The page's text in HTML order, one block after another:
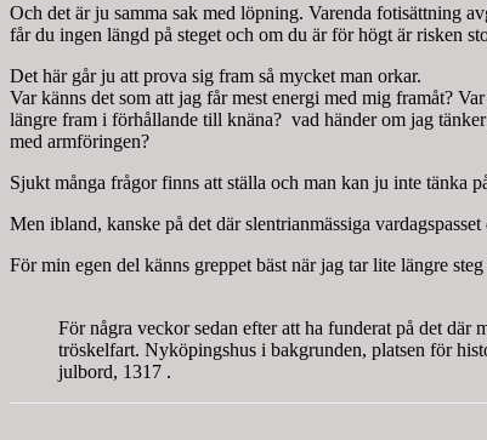
Och det är ju samma sak med löpning. Varenda fotisättning
får du ingen längd på steget och om du är för högt är risken
Det här går ju att prova sig fram så mycket man orkar.
Var känns det som att jag får mest energi med mig framåt?
längre fram i förhållande till knäna? vad händer om jag
med armföringen?
Sjukt många frågor finns att ställa och man kan ju inte tänka
Men ibland, kanske på det där slentrianmässiga
För min egen del känns greppet bäst när jag tar lite längre
För några veckor sedan efter att ha funderat på det där
tröskelfart. Nyköpingshus i bakgrunden, platsen för
julbord, 1317 .